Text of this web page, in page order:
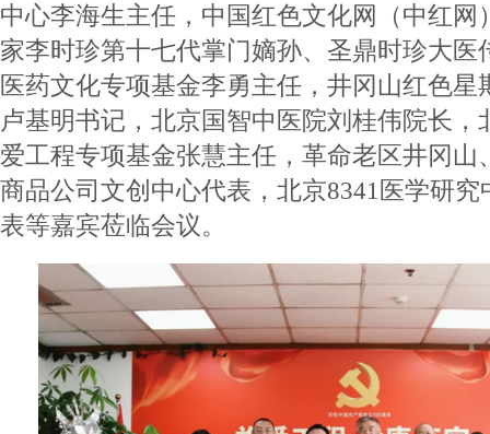
中心李海生主任，中国红色文化网（中红网
家李时珍第十七代掌门嫡孙、圣鼎时珍大医
医药文化专项基金李勇主任，井冈山红色星
卢基明书记，北京国智中医院刘桂伟院长，
爱工程专项基金张慧主任，革命老区井冈山
商品公司文创中心代表，北京8341医学研
表等嘉宾莅临会议。